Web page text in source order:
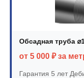
Обсадная труба
от 5 000 ₽ за
Гарантия 5 лет